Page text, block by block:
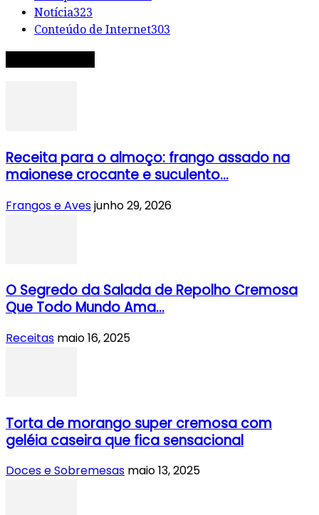
Notícia323
Conteúdo de Internet303
Receita para o almoço: frango assado na
maionese crocante e suculento...
Frangos e Avesjunho 29, 2026
O Segredo da Salada de Repolho Cremosa
Que Todo Mundo Ama...
Receitas maio 16, 2025
Torta de morango super cremosa com
geléia caseira que fica sensacional
Doces e Sobremesas maio 13, 2025